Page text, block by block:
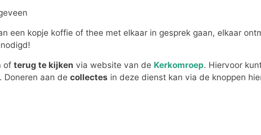
een kopje koffie of thee met elkaar in gesprek gaan, elkaar
of terug te kijken via website van de Kerkomroep. Hiervoor
aan de collectes in deze dienst kan via de knoppen